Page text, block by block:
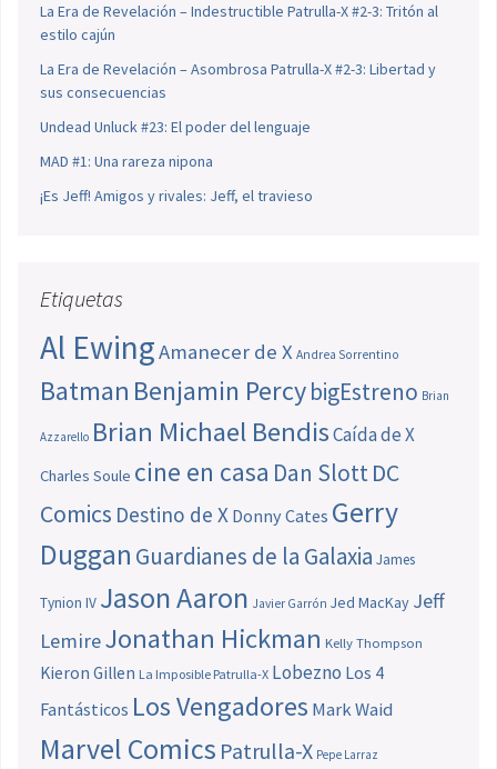
La Era de Revelación – Indestructible Patrulla-X #2-3: Tritón al
estilo cajún
La Era de Revelación – Asombrosa Patrulla-X #2-3: Libertad y
sus consecuencias
Undead Unluck #23: El poder del lenguaje
MAD #1: Una rareza nipona
¡Es Jeff! Amigos y rivales: Jeff, el travieso
Etiquetas
Al EwingAmanecer de X Andrea Sorrentino
Batman Benjamin PercybigEstreno Brian
Azzarello Brian Michael BendisCaída de X
Charles Soule cine en casa Dan SlottDC
Comics Destino de X Donny Cates Gerry
Duggan Guardianes de la Galaxia James
Tynion IV Jason Aaron Javier Garrón Jed MacKay Jeff
LemireJonathan Hickman Kelly Thompson
Kieron Gillen La Imposible Patrulla-X Lobezno Los 4
Fantásticos Los Vengadores Mark Waid
Marvel Comics Patrulla-X Pepe Larraz